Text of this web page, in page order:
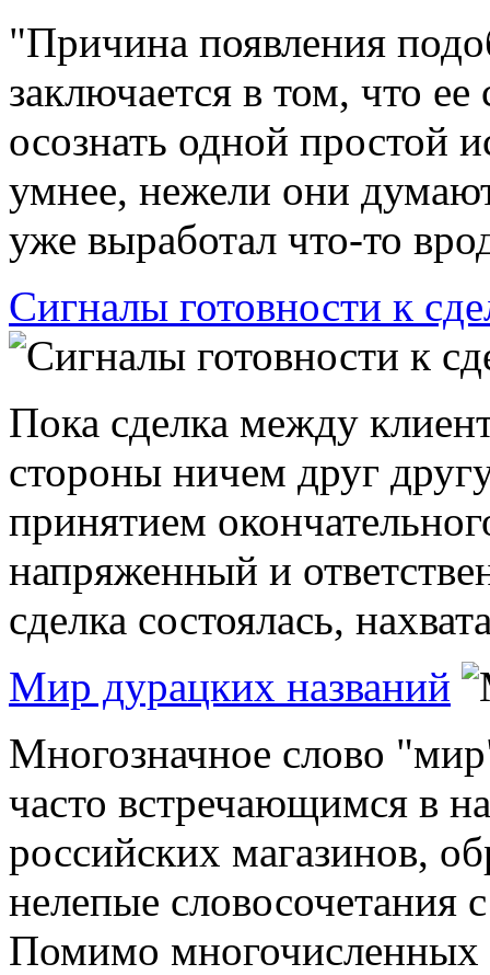
"Причина появления
заключается в том, что ее
осознать одной простой
умнее, нежели они
уже выработал что-то
Сигналы готовности к
Пока сделка между
стороны ничем друг
принятием
напряженный и
сделка состоялась,
Мир дурацких названий
Многозначное слово
часто встречающимся в
российских магазинов,
нелепые
Помимо